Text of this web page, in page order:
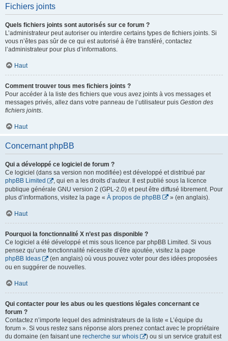
Fichiers joints
Quels fichiers joints sont autorisés sur ce forum ?
L’administrateur peut autoriser ou interdire certains types de fichiers joints. Si
vous n’êtes pas sûr de ce qui est autorisé à être transféré, contactez
l’administrateur pour plus d’informations.
Haut
Comment trouver tous mes fichiers joints ?
Pour accéder à la liste des fichiers que vous avez joints à vos messages et
messages privés, allez dans votre panneau de l’utilisateur puis Gestion des
fichiers joints.
Haut
Concernant phpBB
Qui a développé ce logiciel de forum ?
Ce logiciel (dans sa version non modifiée) est développé et distribué par
phpBB Limited
, qui en a les droits d’auteur. Il est publié sous la licence
publique générale GNU version 2 (GPL-2.0) et peut être diffusé librement. Pour
plus d’informations, visitez la page « À propos de phpBB » (en anglais).
Haut
Pourquoi la fonctionnalité X n’est pas disponible ?
Ce logiciel a été développé et mis sous licence par phpBB Limited. Si vous
pensez qu’une fonctionnalité nécessite d’être ajoutée, visitez la page
phpBB Ideas
(en anglais) où vous pouvez voter pour des idées proposées
ou en suggérer de nouvelles.
Haut
Qui contacter pour les abus ou les questions légales concernant ce
forum ?
Contactez n’importe lequel des administrateurs de la liste « L’équipe du
forum ». Si vous restez sans réponse alors prenez contact avec le propriétaire
du domaine (en faisant une recherche sur whois
) ou si un service gratuit est